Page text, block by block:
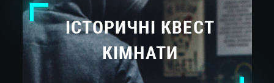
ІСТОРИЧНІ КВЕСТ
КІМНАТИ